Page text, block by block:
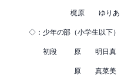
梶原 ゆり
◇：少年の部（小学生以下）
初段 原 明日真 （ 勝
原 真菜